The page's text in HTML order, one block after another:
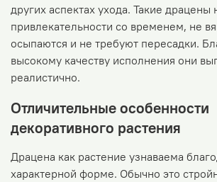
других аспектах ухода. Такие драцены
привлекательности со временем, не
осыпаются и не требуют пересадки.
высокому качеству исполнения они
реалистично.
Отличительные особенности
декоративного растения
Драцена как растение узнаваема
характерной форме. Обычно это